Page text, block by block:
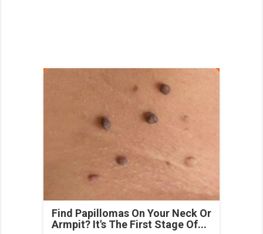
Find Papillomas On Your Neck Or
Armpit? It's The First Stage Of...